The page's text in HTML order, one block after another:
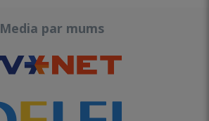
Media par mums